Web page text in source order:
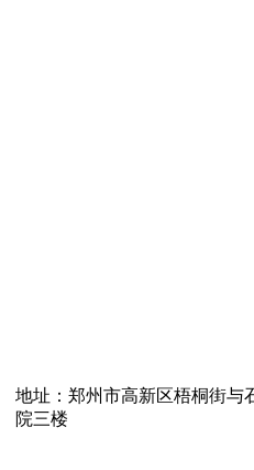
地址：郑州市高新区梧桐街与
院三楼